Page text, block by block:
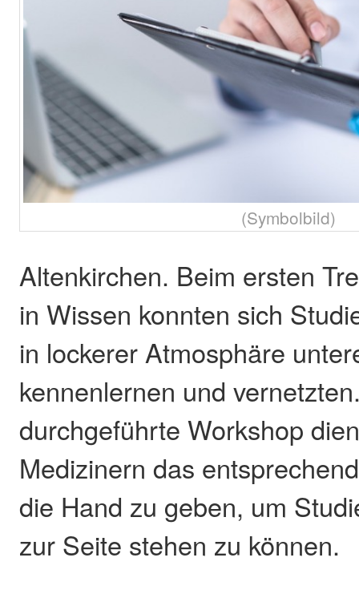
(Symbolbild)
Altenkirchen. Beim ersten
in Wissen konnten sich
in lockerer Atmosphäre
kennenlernen und
durchgeführte Workshop
Medizinern das
die Hand zu geben, um
zur Seite stehen zu können.